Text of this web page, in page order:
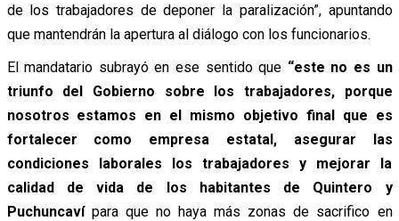
de los trabajadores de deponer la paralización”, apuntando
que mantendrán la apertura al diálogo con los funcionarios.
El mandatario subrayó en ese sentido que “este no es un
triunfo del Gobierno sobre los trabajadores, porque
nosotros estamos en el mismo objetivo final que es
fortalecer como empresa estatal, asegurar las
condiciones laborales los trabajadores y mejorar la
calidad de vida de los habitantes de Quintero y
Puchuncavípara que no haya más zonas de sacrifico en